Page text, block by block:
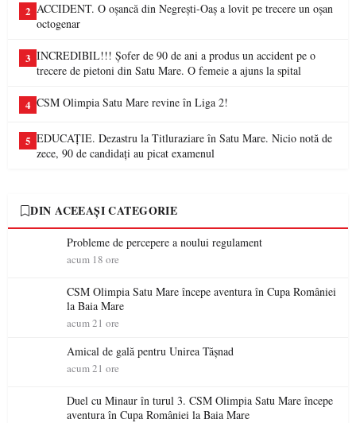
2 ACCIDENT. O oșancă din Negrești-Oaș a lovit pe trecere un oșan
octogenar
3 INCREDIBIL!!! Șofer de 90 de ani a produs un accident pe o
trecere de pietoni din Satu Mare. O femeie a ajuns la spital
4 CSM Olimpia Satu Mare revine în Liga 2!
5 EDUCAȚIE. Dezastru la Titluraziare în Satu Mare. Nicio notă de
zece, 90 de candidați au picat examenul
DIN ACEEAȘI CATEGORIE
Probleme de percepere a noului regulament
acum 18 ore
CSM Olimpia Satu Mare începe aventura în Cupa României
la Baia Mare
acum 21 ore
Amical de gală pentru Unirea Tășnad
acum 21 ore
Duel cu Minaur în turul 3. CSM Olimpia Satu Mare începe
aventura în Cupa României la Baia Mare